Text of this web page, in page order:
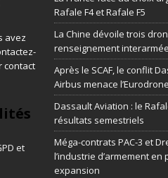
avez
contact
et
Rafale F4 et Rafale F5
La Chine dévoile trois
renseignement
Après le SCAF, le conflit
Airbus menace l’Eurodrone
Dassault Aviation : le
résultats semestriels
Méga-contrats PAC-3 et
l’industrie d’armement en
expansion